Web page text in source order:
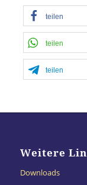
teilen
teilen
teilen
Weitere
Downloads